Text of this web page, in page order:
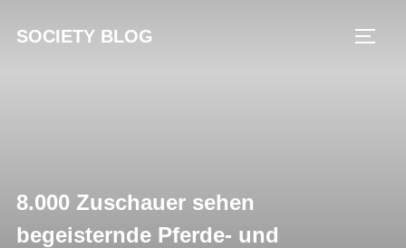
InhaltSOCIETY BLOG
8.000 Zuschauer sehen
begeisternde Pferde- und